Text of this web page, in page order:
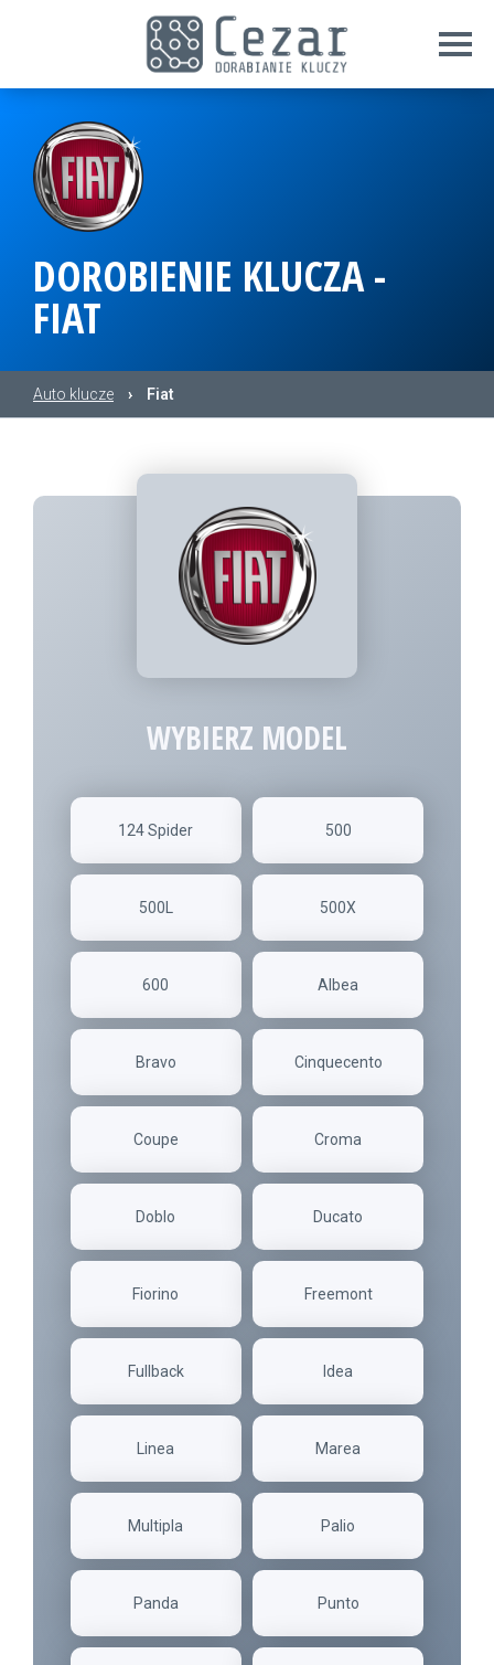
DOROBIENIE KLUCZA -
FIAT
Auto klucze › Fiat
WYBIERZ MODEL
124 Spider 500
500L 500X
600 Albea
Bravo Cinquecento
Coupe Croma
Doblo Ducato
Fiorino Freemont
Fullback Idea
Linea Marea
Multipla Palio
Panda Punto